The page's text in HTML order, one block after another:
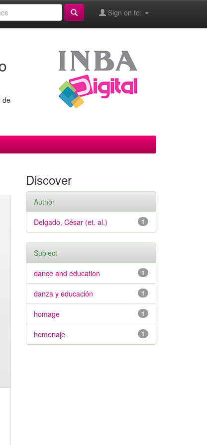
Sign on to:
de
Discover
Author
1
Delgado, César (et. al.)
Subject
1
dance and education
1
danza y educación
1
homage
1
homenaje